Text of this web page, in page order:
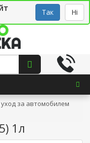
Так НіУкр
за автомобилем
1л